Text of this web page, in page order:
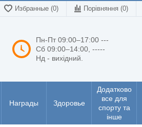
Избранные (0) Порівняння (0)
Пн-Пт 09:00–17:00 ---
Сб 09:00–14:00, -----
Нд - вихідний.
Награды Здоровье
Додатково
все для
спорту та
інше